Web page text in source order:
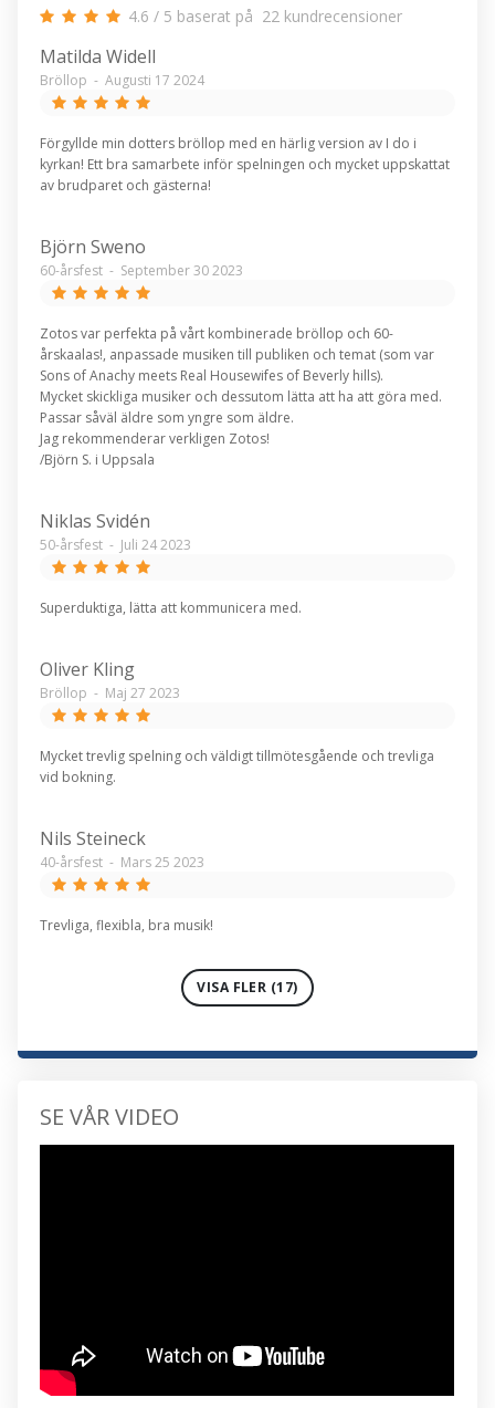
4.6 / 5 baserat på 22 kundrecensioner
Matilda Widell
Bröllop - Augusti 17 2024
Förgyllde min dotters bröllop med en härlig version av I do i
kyrkan! Ett bra samarbete inför spelningen och mycket uppskattat
av brudparet och gästerna!
Björn Sweno
60-årsfest - September 30 2023
Zotos var perfekta på vårt kombinerade bröllop och 60-
årskaalas!, anpassade musiken till publiken och temat (som var
Sons of Anachy meets Real Housewifes of Beverly hills).
Mycket skickliga musiker och dessutom lätta att ha att göra med.
Passar såväl äldre som yngre som äldre.
Jag rekommenderar verkligen Zotos!
/Björn S. i Uppsala
Niklas Svidén
50-årsfest - Juli 24 2023
Superduktiga, lätta att kommunicera med.
Oliver Kling
Bröllop - Maj 27 2023
Mycket trevlig spelning och väldigt tillmötesgående och trevliga
vid bokning.
Nils Steineck
40-årsfest - Mars 25 2023
Trevliga, flexibla, bra musik!
VISA FLER (17)
SE VÅR VIDEO